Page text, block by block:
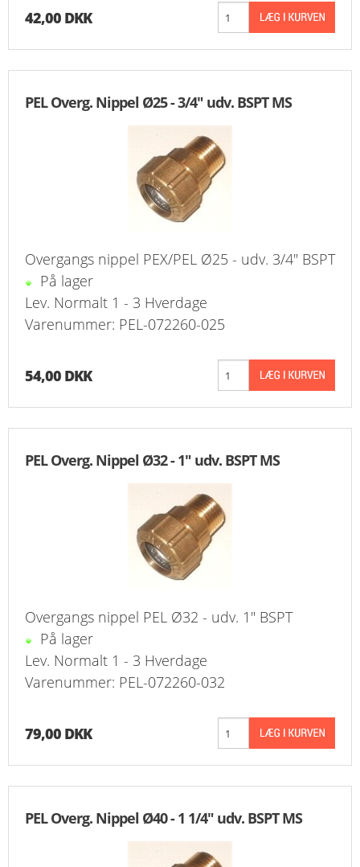
BEARBEJDNING, MONTAGE & HAVEARBEJDE
MATERIEL HÅNDTERING
PROFIL
VILKÅR
SØGNING
42,00 DKK
PEL Overg. Nippel Ø25 - 3/4" udv. BSPT MS
Overgangs nippel PEX/PEL Ø25 - udv. 3/4" BSPT
På lager
Lev. Normalt 1 - 3 Hverdage
Varenummer: PEL-072260-025
54,00 DKK
PEL Overg. Nippel Ø32 - 1" udv. BSPT MS
Overgangs nippel PEL Ø32 - udv. 1" BSPT
På lager
Lev. Normalt 1 - 3 Hverdage
Varenummer: PEL-072260-032
79,00 DKK
PEL Overg. Nippel Ø40 - 1 1/4" udv. BSPT MS